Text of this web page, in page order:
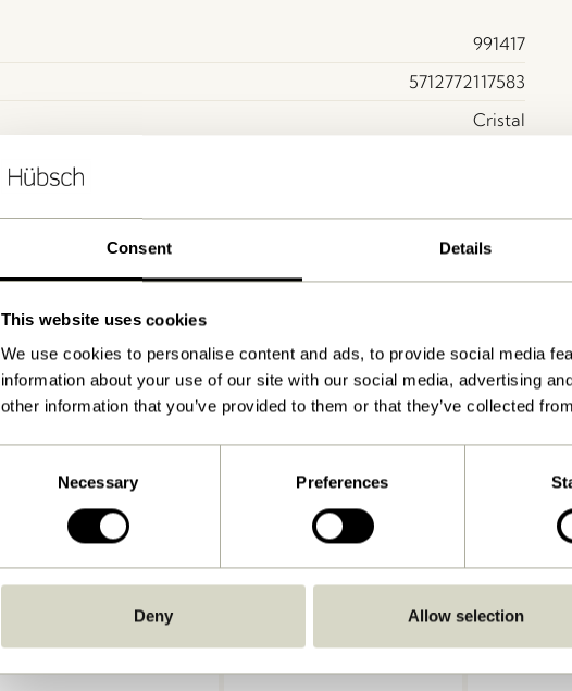
Consent Details
This website uses cookies
We use cookies to personalise content and ads, to provide social media
information about your use of our site with our social media, advertising
other information that you’ve provided to them or that they’ve collected
Necessary Preferences
Deny Allow selection
991417
5712772117583
Cristal
Non
À l'intérieur